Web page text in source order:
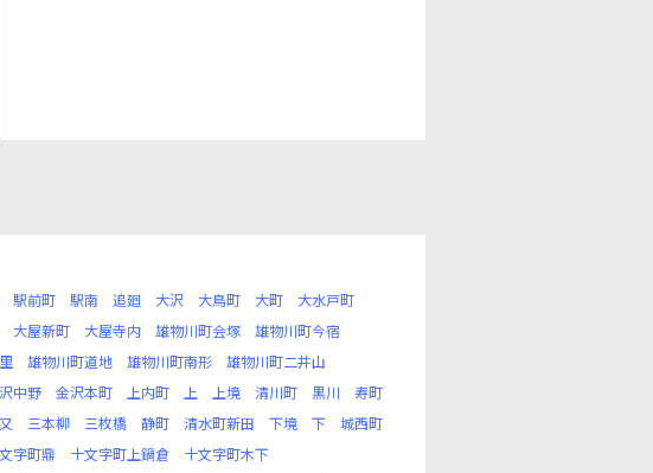
駅前町 駅南 追廻 大沢 大鳥町 大町
大水戸町
大屋新町 大屋寺内 雄物川町会塚
雄物川町今宿
雄物川町道地 雄物川町南形
雄物川町二井山
中野 金沢本町 上内町 上 上境 清川町 黒川
寿町
三本柳 三枚橋 静町 清水町新田 下境 下
城西町
字町鼎 十文字町上鍋倉
十文字町木下